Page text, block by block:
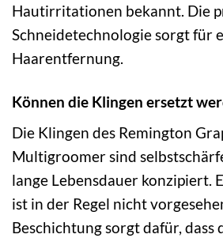
Hautirritationen bekannt. Die
Schneidetechnologie sorgt für
Haarentfernung.
Können die Klingen ersetzt
Die Klingen des Remington
Multigroomer sind
lange Lebensdauer konzipiert.
ist in der Regel nicht
Beschichtung sorgt dafür, dass